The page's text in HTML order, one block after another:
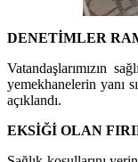
DENETİMLER
Vatandaşlarımızın
yemekhanelerin yanı
açıklandı.
EKSİĞİ OLAN